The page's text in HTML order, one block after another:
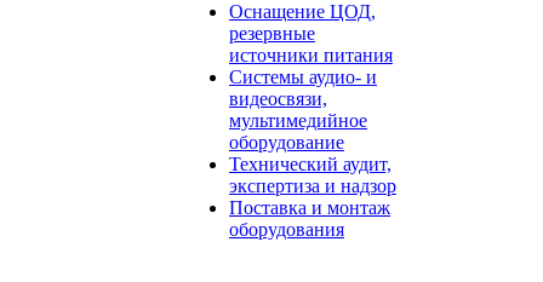
Оснащение ЦОД,
резервные
источники питания
Системы аудио- и
видеосвязи,
мультимедийное
оборудование
Технический аудит,
экспертиза и надзор
Поставка и монтаж
оборудования